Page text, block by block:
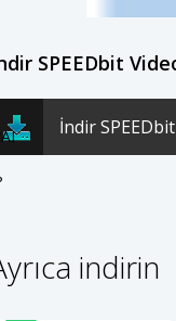
SPEEDbit
İndir
indirin